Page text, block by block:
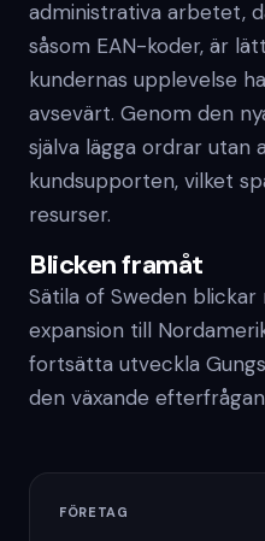
administrativa arbetet,
såsom EAN-koder, är
kundernas upplevelse
avsevärt. Genom den
själva lägga ordrar utan
kundsupporten, vilket
resurser.
Blicken framåt
Sätila of Sweden
expansion till
fortsätta utveckla
den växande
FÖRETAG